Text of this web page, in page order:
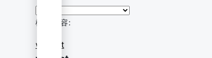
検索内容:
wildest